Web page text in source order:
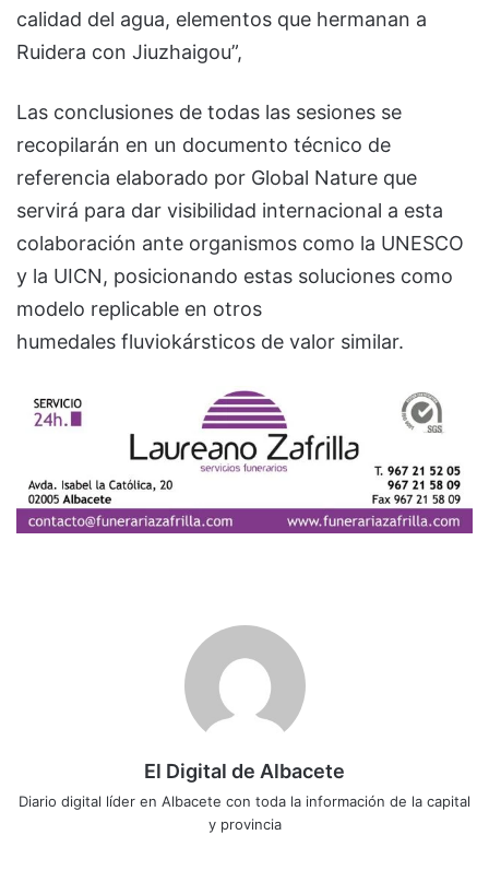
calidad del agua, elementos que hermanan a
Ruidera con Jiuzhaigou”,
Las conclusiones de todas las sesiones se
recopilarán en un documento técnico de
referencia elaborado por Global Nature que
servirá para dar visibilidad internacional a esta
colaboración ante organismos como la UNESCO
y la UICN, posicionando estas soluciones como
modelo replicable en otros
humedales fluviokársticos de valor similar.
El Digital de Albacete
Diario digital líder en Albacete con toda la información de la capital
y provincia